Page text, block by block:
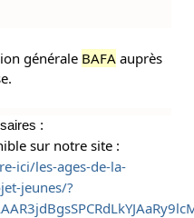
générale BAFA auprès
:
sur notre site :
ici/les-ages-de-la-
jeunes/?